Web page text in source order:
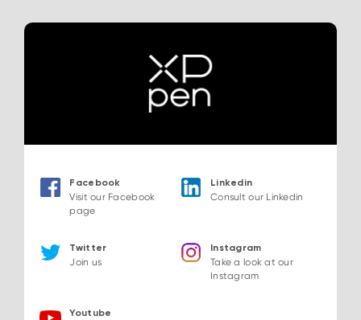
Facebook
Visit our Facebook
page
Linkedin
Consult our Linkedin
Twitter
Join us
Instagram
Take a look at our
Instagram
Youtube